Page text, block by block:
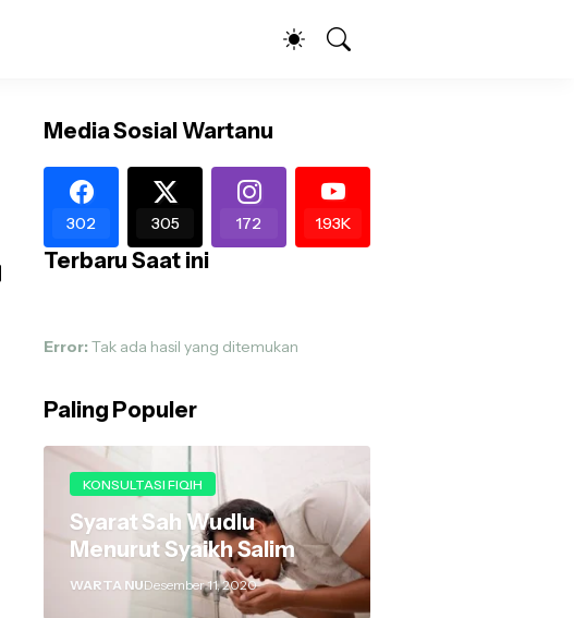
Media Sosial Wartanu
302 305 172 1.93K
Terbaru Saat ini
Error: Tak ada hasil yang ditemukan
Paling Populer
KONSULTASI FIQIH
Syarat Sah Wudlu
Menurut Syaikh Salim
WARTA NUDesember 11, 2020